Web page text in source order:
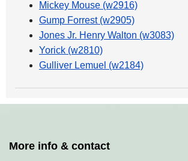
Mickey Mouse (w2916)
Gump Forrest (w2905)
Jones Jr. Henry Walton (w3083)
Yorick (w2810)
Gulliver Lemuel (w2184)
More info & contact